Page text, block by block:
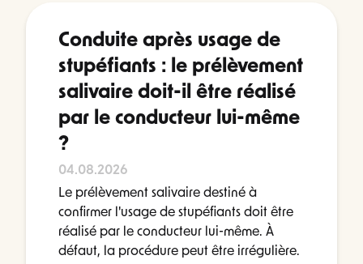
Conduite après usage de
stupéfiants : le prélèvement
salivaire doit-il être réalisé
par le conducteur lui-même
?
04.08.2026
Le prélèvement salivaire destiné à
confirmer l'usage de stupéfiants doit être
réalisé par le conducteur lui-même. À
défaut, la procédure peut être irrégulière.